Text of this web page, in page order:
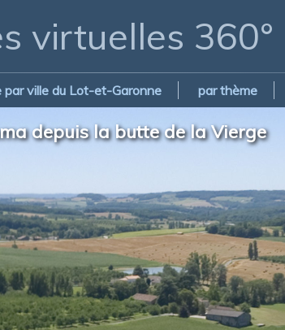
virtuelles 360°
par ville du Lot-et-Garonne par thème
depuis la butte de la Vierge